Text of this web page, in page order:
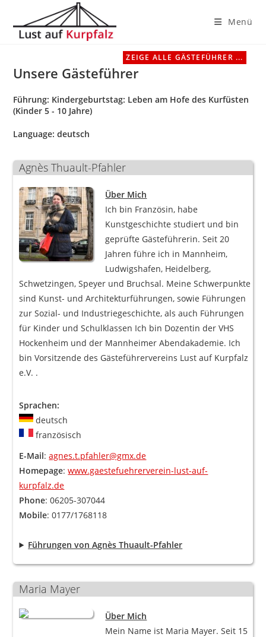
springen
Menü
Unsere Gästeführer
Führung: Kindergeburtstag: Leben am Hofe des Kurfüsten
(Kinder 5 - 10 Jahre)
Language:deutsch
ZEIGE ALLE GÄSTEFÜHRER ...
Agnès Thuault-Pfahler
Über Mich
Ich bin Französin, habe
Kunstgeschichte studiert und bin
geprüfte Gästeführerin. Seit 20
Jahren führe ich in Mannheim,
Ludwigshafen, Heidelberg,
Schwetzingen, Speyer und Bruchsal. Meine Schwerpunkte
sind Kunst- und Architekturführungen, sowie Führungen
zur Sozial- und Industriegeschichte, als auch Führungen
für Kinder und Schulklassen Ich bin Dozentin der VHS
Hockenheim und der Mannheimer Abendakademie. Ich
bin Vorsitzende des Gästeführervereins Lust auf Kurpfalz
e.V. .
Sprachen:
deutsch
französisch
E-Mail:agnes.t.pfahler@gmx.de
Homepage:www.gaestefuehrerverein-lust-auf-
kurpfalz.de
Phone: 06205-307044
Mobile: 0177/1768118
Führungen von Agnès Thuault-Pfahler
Maria Mayer
Über Mich
Mein Name ist Maria Mayer. Seit 15